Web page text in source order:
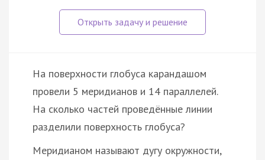
На поверхности глобуса карандашом
провели 5 меридианов и 14 параллелей.
На сколько частей проведённые линии
разделили поверхность глобуса?
Меридианом называют дугу окружности,